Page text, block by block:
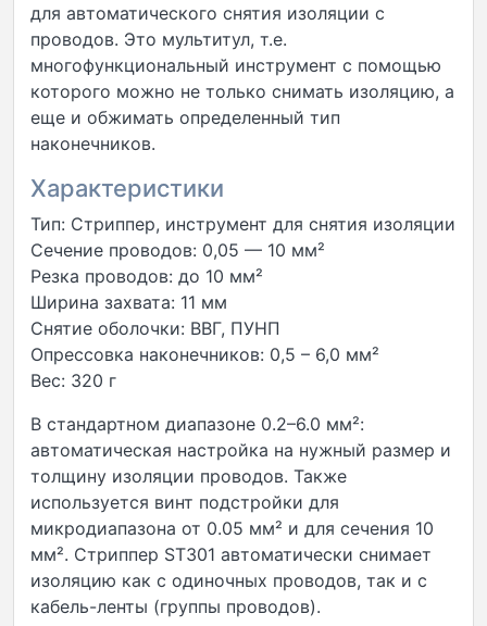
для автоматического снятия изоляции с
проводов. Это мультитул, т.е.
многофункциональный инструмент с помощью
которого можно не только снимать изоляцию, а
еще и обжимать определенный тип
наконечников.
Характеристики
Тип: Стриппер, инструмент для снятия изоляции
Сечение проводов: 0,05 — 10 мм²
Резка проводов: до 10 мм²
Ширина захвата: 11 мм
Снятие оболочки: ВВГ, ПУНП
Опрессовка наконечников: 0,5 – 6,0 мм²
Вес: 320 г
В стандартном диапазоне 0.2–6.0 мм²:
автоматическая настройка на нужный размер и
толщину изоляции проводов. Также
используется винт подстройки для
микродиапазона от 0.05 мм² и для сечения 10
мм². Стриппер ST301 автоматически снимает
изоляцию как с одиночных проводов, так и с
кабель-ленты (группы проводов).